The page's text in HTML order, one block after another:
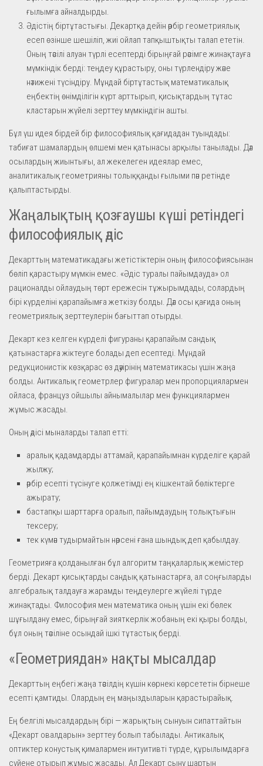
ғылымға айналдырды.
Әдістің біртұтастығы. Декартқа дейін әрбір геометриялық
есеп өзінше шешіліп, жиі ойлап тапқыштықты талап ететін.
Оның тәсілі алуан түрлі есептерді бірыңғай рәсімге жинақтауға
мүмкіндік берді: теңдеу құрастыру, оны түрлендіру және
нәтижені түсіндіру. Мұндай біртұтастық математикалық
еңбектің өнімділігін күрт арттырып, қисықтардың тұтас
кластарын жүйелі зерттеу мүмкіндігін ашты.
Бұл үш идея бірдей бір философиялық қағидадан туындады:
табиғат шамалардың өлшемі мен қатынасы арқылы танылады. Дәл
осылардың жиынтығы, ал жекелеген идеялар емес,
аналитикалық геометрияны толыққанды ғылыми пән ретінде
қалыптастырды.
Жаңалықтың қозғаушы күші ретіндегі
философиялық әдіс
Декарттың математикадағы жетістіктерін оның философиясынан
бөліп қарастыру мүмкін емес. «Әдіс туралы пайымдауда» ол
рационалды ойлаудың төрт ережесін тұжырымдады, солардың
бірі күрделіні қарапайымға жеткізу болды. Дәл осы қағида оның
геометриялық зерттеулерін бағыттап отырды.
Декарт кез келген күрделі фигураны қарапайым сандық
қатынастарға жіктеуге болады деп есептеді. Мұндай
редукционистік көзқарас өз дәуірінің математикасы үшін жаңа
болды. Антикалық геометрлер фигуралар мен пропорциялармен
ойласа, француз ойшылы айнымалылар мен функциялармен
жұмыс жасады.
Оның әдісі мыналарды талап етті:
аралық қадамдарды аттамай, қарапайымнан күрделіге қарай
жылжу;
әрбір есепті түсінуге қолжетімді ең кішкентай бөліктерге
ажырату;
бастапқы шарттарға оралып, пайымдаудың толықтығын
тексеру;
тек күмән тудырмайтын нәрсені ғана шындық деп қабылдау.
Геометрияға қолданылған бұл алгоритм таңқаларлық жемістер
берді. Декарт қисықтарды сандық қатынастарға, ал соңғыларды
алгебралық талдауға жарамды теңдеулерге жүйелі түрде
жинақтады. Философия мен математика оның үшін екі бөлек
шұғылдану емес, бірыңғай зияткерлік жобаның екі қыры болды,
бұл оның тәсіліне осындай ішкі тұтастық берді.
«Геометриядан» нақты мысалдар
Декарттың еңбегі жаңа тәсілдің күшін көрнекі көрсететін бірнеше
есепті қамтиды. Олардың ең маңыздыларын қарастырайық.
Ең белгілі мысалдардың бірі — жарықтың сынуын сипаттайтын
«Декарт овалдарын» зерттеу болып табылады. Антикалық
оптиктер конустық қималармен интуитивті түрде, құрылымдарға
сүйене отырып жұмыс жасады. Ал Декарт сыну шартын